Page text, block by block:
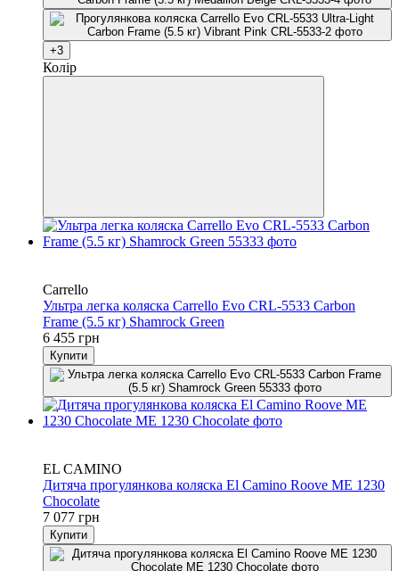
+3
Колір
Carrello
Ультра легка коляска Carrello Evo CRL-5533 Carbon
Frame (5.5 кг) Shamrock Green
6 455 грн
Купити
EL CAMINO
Дитяча прогулянкова коляска El Camino Roove ME 1230
Chocolate
7 077 грн
Купити